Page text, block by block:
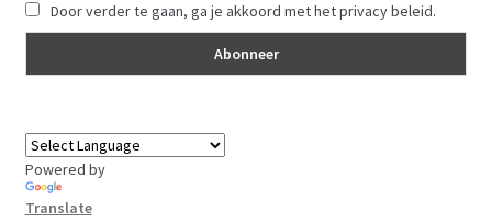
Door verder te gaan, ga je akkoord met het privacy beleid.
Powered by
Translate